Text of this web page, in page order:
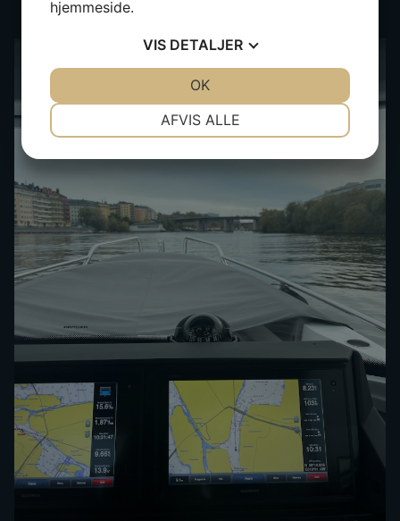
hjemmeside.
VIS DETALJER
AFVIS ALLE
OK